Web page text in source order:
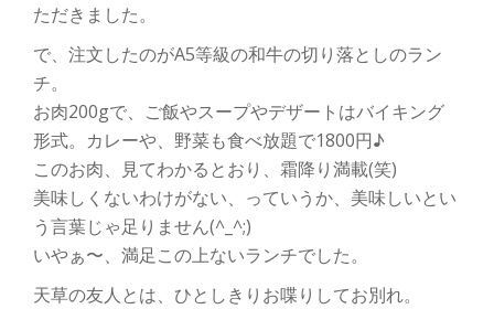
ただきました。
で、注文したのがA5等級の和牛の切り落としのラン
チ。
お肉200gで、ご飯やスープやデザートはバイキング
形式。カレーや、野菜も食べ放題で1800円♪
このお肉、見てわかるとおり、霜降り満載(笑)
美味しくないわけがない、っていうか、美味しいとい
う言葉じゃ足りません(^_^;)
いやぁ〜、満足この上ないランチでした。
天草の友人とは、ひとしきりお喋りしてお別れ。